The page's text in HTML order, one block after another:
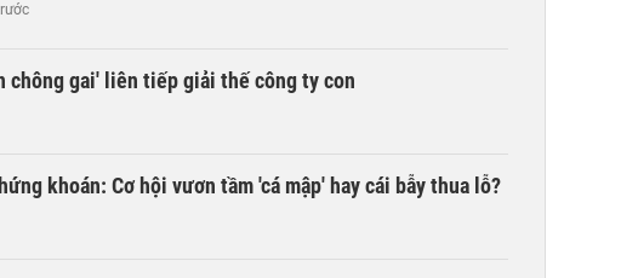
chông gai' liên tiếp giải thế công ty con
khoán: Cơ hội vươn tầm 'cá mập' hay cái bẫy thua lỗ?